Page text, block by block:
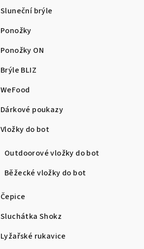
Sluneční brýle
Ponožky
Ponožky ON
Brýle BLIZ
WeFood
Dárkové poukazy
Vložky do bot
Outdoorové vložky do bot
Běžecké vložky do bot
Čepice
Sluchátka Shokz
Lyžařské rukavice